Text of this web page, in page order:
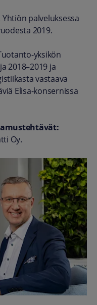
Yhtiön palveluksessa
2019.
yksikön
2018–2019 ja
vastaava
Elisa-konsernissa
Oy.